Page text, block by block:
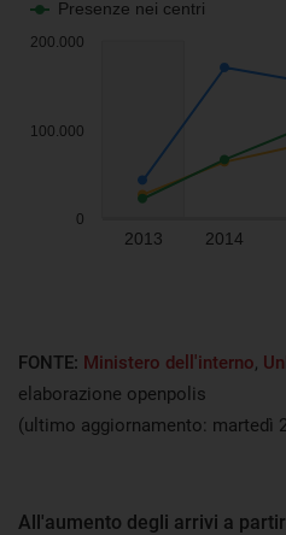
FONTE: Ministero dell'interno,
elaborazione openpolis
(ultimo aggiornamento: martedì
All'aumento degli arrivi a